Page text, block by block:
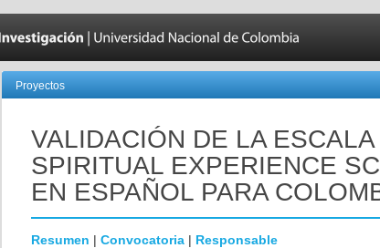
Proyectos
VALIDACIÓN DE LA ESCALA
SPIRITUAL EXPERIENCE
EN ESPAÑOL PARA
Resumen | Convocatoria | Responsable